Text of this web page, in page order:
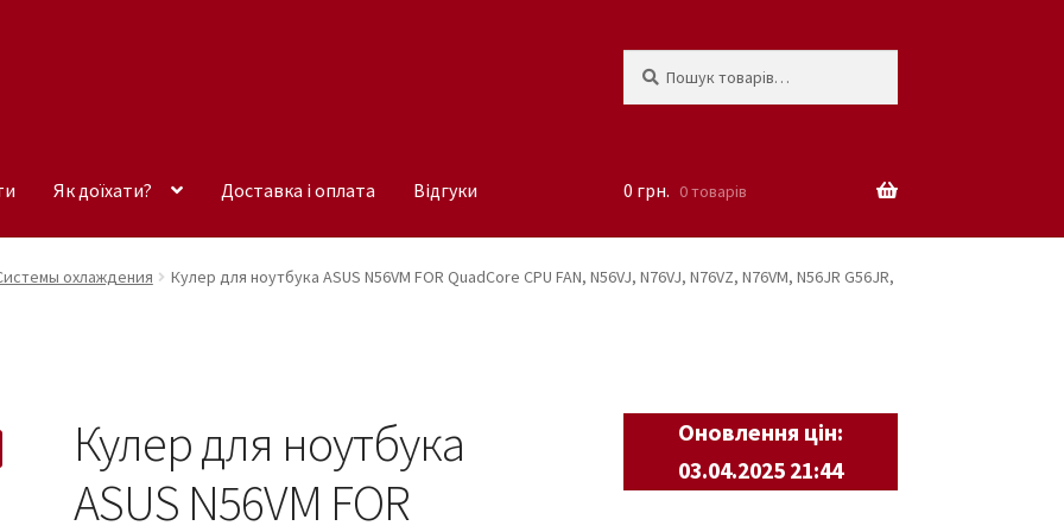
Як доїхати? Доставка і оплата Відгуки 0 грн. 0 товарів
охлаждения
Кулер для ноутбука ASUS N56VM FOR QuadCore CPU FAN, N56VJ, N76VJ, N76VZ, N76VM, N56JR G56JR,
Кулер для ноутбука
ASUS N56VM FOR
Оновлення цін:
03.04.2025 21:44